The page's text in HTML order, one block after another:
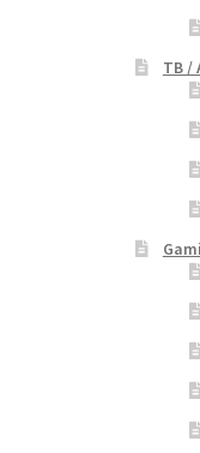
ТВ /